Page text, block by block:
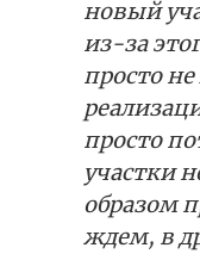
новый
из-за
просто
просто
участки
образом
ждем, в